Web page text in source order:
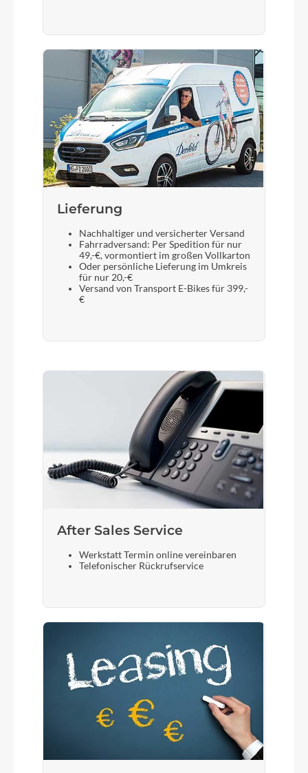
Lieferung
Nachhaltiger und versicherter Versand
Fahrradversand: Per Spedition für nur
49,-€, vormontiert im großen Vollkarton
Oder persönliche Lieferung im Umkreis
für nur 20,-€
Versand von Transport E-Bikes für 399,-
€
After Sales Service
Werkstatt Termin online vereinbaren
Telefonischer Rückrufservice